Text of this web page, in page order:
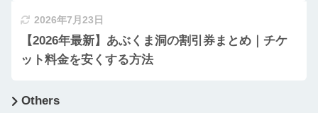
2026年7月23日
【2026年最新】あぶくま洞の割引券まとめ｜チケ
ット料金を安くする方法
Others